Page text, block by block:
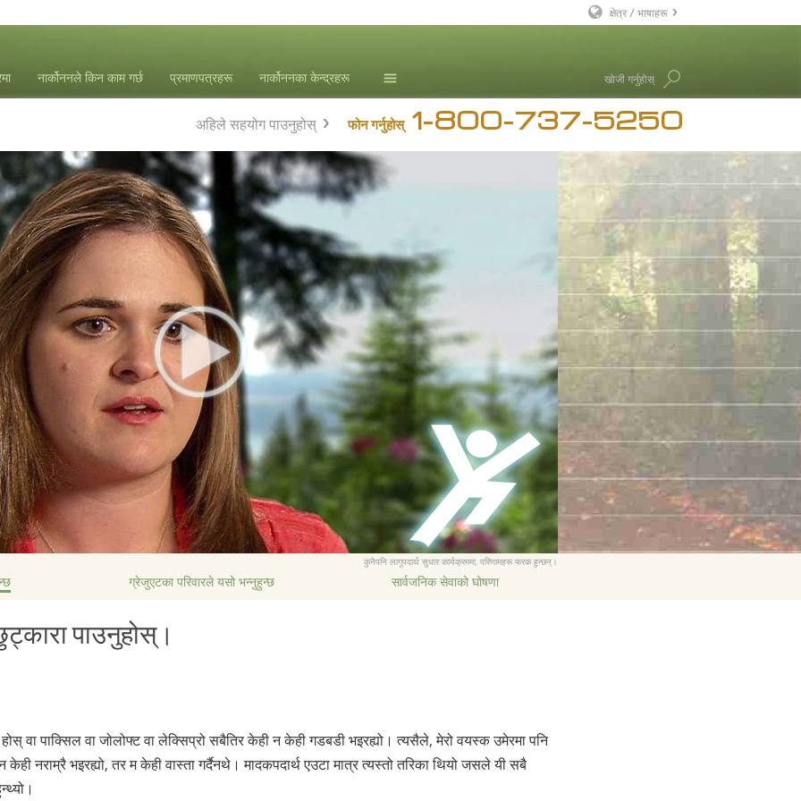
नार्कोननले किन काम गर्छ प्रमाणपत्रहरू नार्कोननका केन्द्रहरू
समाचार
खोजी गर्नुहोस्
क्षेत्र / भाषाहरू
Deutsch
Magyar
日本語 (Japanese)
Macedonian
Nederlands
Norsk
Portuguès
Русский (Russian)
Svenska
繁體中文 (Chinese)
फोन गर्नुहोस् 1-800-737-5250
अहिले सहयोग पाउनुहोस्
कुनैपनि लागूपदार्थ सुधार कार्यक्रममा, परिणामहरू फरक हुन्छन्।
ग्रेजुएटका परिवारले यसो भन्नुहुन्छ सार्वजनिक सेवाको घोषणा
पाउनुहोस्।
वा पाक्सिल वा जोलोफ्ट वा लेक्सिप्रो सबैतिर केही न केही गडबडी भइरह्यो। त्यसैले, मेरो वयस्क उमेरमा पनि
केही नराम्रै भइरह्यो, तर म केही वास्ता गर्दैनथे। मादकपदार्थ एउटा मात्र त्यस्तो तरिका थियो जसले यी सबै